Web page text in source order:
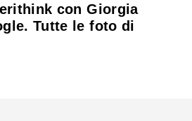
con Giorgia
Tutte le foto di